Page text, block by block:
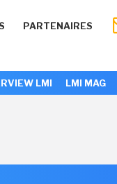
PARTENAIRES
LMI LMI MAG